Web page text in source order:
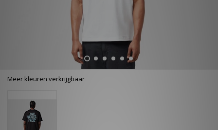
Meer kleuren verkrijgbaar